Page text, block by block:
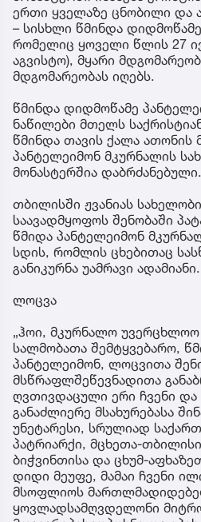
ერთი ყველაზე ცნობილი და
– სისხლი წმინდა
რომელიც ყოველი წლის 27
აგვისტო), მყარი
მდგომარეობას იღებს.
წმინდა დიდმოწამე
ნაწილები მთელს
წმინდა თავის ქალა ათონის
პანტელეიმონ მკურნალის
მონასტერშია დაბრძანებული.
თბილისში ჟვანიას
საავადმყოფოს შენობაში
წმიდა პანტელეიმონ
სდის, რომლის ცხებითაც
განიკურნა უამრავი ადამიანი.
ლოცვა
„ჰოი, მკურნალო
სალმობათა შემტყვებარო,
პანტელეიმონ, ლოცვითა
მსწრაფლშეწევნადითა
ღვთივდაცული ერი ჩვენი და
განაძლიერე მსახურებასა
უნეტარესი, სრულიად
პატრიარქი, მცხეთა-
ბიჭვინთისა და ცხუმ-
დიდი მეუფე, მამაი ჩვენი
მსოფლიოს
ყოვლადსამღვდელონი